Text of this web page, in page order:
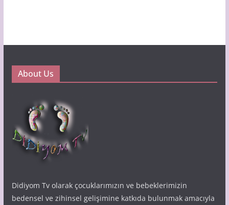
About Us
Didiyom Tv olarak çocuklarımızın ve bebeklerimizin
bedensel ve zihinsel gelişimine katkıda bulunmak amacıyla